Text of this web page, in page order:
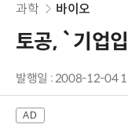
과학 바이오
토공, `기업
발행일 : 2008-12-04